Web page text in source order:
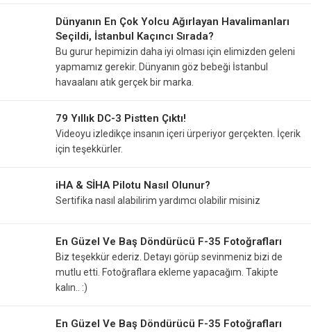
Dünyanın En Çok Yolcu Ağırlayan Havalimanları
Seçildi, İstanbul Kaçıncı Sırada?
Bu gurur hepimizin daha iyi olması için elimizden geleni
yapmamız gerekir. Dünyanın göz bebeği İstanbul
havaalanı atık gerçek bir marka.
79 Yıllık DC-3 Pistten Çıktı!
Videoyu izledikçe insanın içeri ürperiyor gerçekten. İçerik
için teşekkürler.
iHA & SİHA Pilotu Nasıl Olunur?
Sertifika nasıl alabilirim yardımcı olabilir misiniz
En Güzel Ve Baş Döndürücü F-35 Fotoğrafları
Biz teşekkür ederiz. Detayı görüp sevinmeniz bizi de
mutlu etti. Fotoğraflara ekleme yapacağım. Takipte
kalın.. :)
En Güzel Ve Baş Döndürücü F-35 Fotoğrafları